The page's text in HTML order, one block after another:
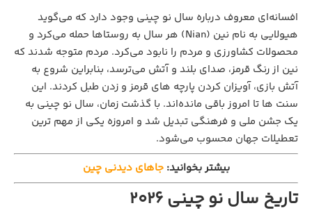
افسانه‌ای معروف درباره سال نو چینی وجود دارد که می‌گوید
هیولایی به نام نین (Nian) هر سال به روستاها حمله می‌کرد و
محصولات کشاورزی و مردم را نابود می‌کرد. مردم متوجه شدند که
نین از رنگ قرمز، صدای بلند و آتش می‌ترسد، بنابراین شروع به
آتش‌ بازی، آویزان کردن پارچه‌ های قرمز و زدن طبل کردند. این
سنت‌ ها تا امروز باقی مانده‌اند. با گذشت زمان، سال نو چینی به
یک جشن ملی و فرهنگی تبدیل شد و امروزه یکی از مهم‌ ترین
تعطیلات جهان محسوب می‌شود.
بیشتر بخوانید:جاهای دیدنی چین
تاریخ سال نو چینی 2026